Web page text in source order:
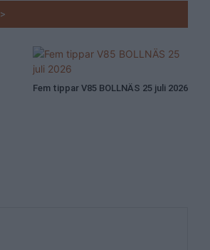
>
Fem tippar V85 BOLLNÄS 25 juli 2026